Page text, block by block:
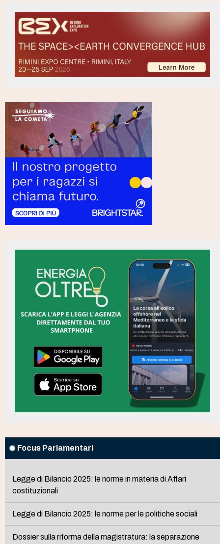
Focus Parlamentari
Legge di Bilancio 2025: le norme in materia di Affari
costituzionali
Legge di Bilancio 2025: le norme per le politiche sociali
Dossier sulla riforma della magistratura: la separazione